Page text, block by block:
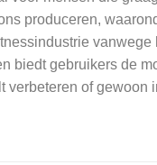
produceren,
biedt gebruikers de
of